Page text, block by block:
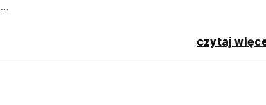
czytaj